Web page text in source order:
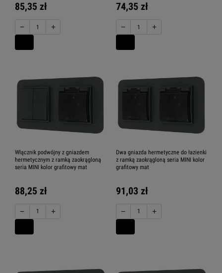
85,35 zł
− +
74,35 zł
− +
Włącznik podwójny z gniazdem
hermetycznym z ramką zaokrągloną
seria MINI kolor grafitowy mat
88,25 zł
− +
Dwa gniazda hermetyczne do łazienki
z ramką zaokrągloną seria MINI kolor
grafitowy mat
91,03 zł
− +